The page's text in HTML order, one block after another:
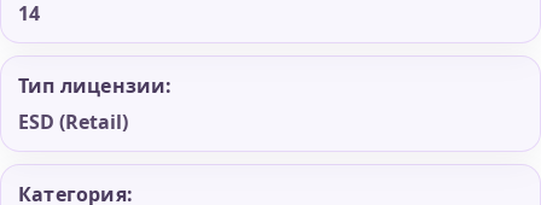
14
Тип лицензии:
ESD (Retail)
Категория: